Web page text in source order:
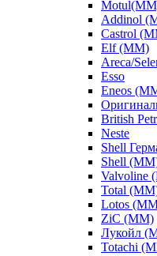
Addinol
Castrol
Elf (ММ)
Areca/
Esso
Eneos
British
Neste
Shell
Shell
Valvoline
Total
Lotos
ZiC (ММ)
Лукойл
Totachi